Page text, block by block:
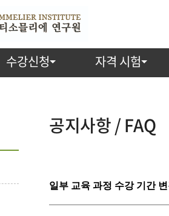
수강신청 자격 시험
공지사항 / FAQ
일부 교육 과정 수강 기간